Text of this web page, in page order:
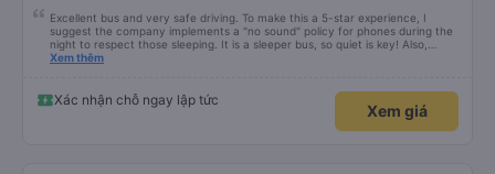
Excellent bus and very safe driving. To make this a 5-star experience, I
suggest the company implements a "no sound" policy for phones during the
night to respect those sleeping. It is a sleeper bus, so quiet is key! Also,
please display the Wi-Fi password clearly inside the cabin for convenience. I
quy định rõ ràng về việc giữ im lặng (tắt âm thanh điện thoại) vào ban đêm
để tránh làm phiền hành khách khác ngủ. Ngoài ra, nhà xe nên dán sẵn mật
khẩu Wi-Fi trong xe để hành khách dễ dàng sử dụng. Tôi vẫn sẽ tiếp tục ủng
Xem thêm
Xác nhận chỗ ngay lập tức
Xem giá